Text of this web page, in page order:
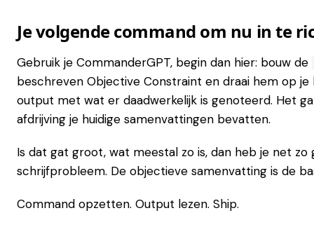
Je volgende command om nu in te
Gebruik je CommanderGPT, begin dan hier: bouw de
beschreven Objective Constraint en draai hem op
output met wat er daadwerkelijk is genoteerd. Het
afdrijving je huidige samenvattingen bevatten.
Is dat gat groot, wat meestal zo is, dan heb je net
schrijfprobleem. De objectieve samenvatting is de
Command opzetten. Output lezen. Ship.